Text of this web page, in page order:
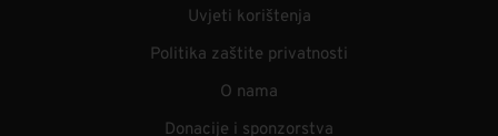
Uvjeti korištenja
Politika zaštite privatnosti
O nama
Donacije i sponzorstva